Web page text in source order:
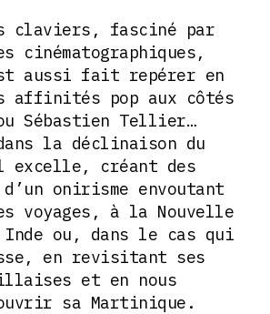
claviers, fasciné par
cinématographiques,
aussi fait repérer en
affinités pop aux côtés
Sébastien Tellier…
la déclinaison du
excelle, créant des
d’un onirisme envoutant
voyages, à la Nouvelle
Inde ou, dans le cas qui
en revisitant ses
et en nous
sa Martinique.